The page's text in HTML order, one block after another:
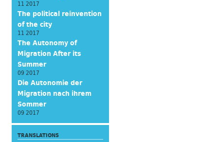
11 2017
The political reinvention
of the city
11 2017
The Autonomy of
Migration After its
Summer
09 2017
Die Autonomie der
Migration nach ihrem
Sommer
09 2017
TRANSLATIONS